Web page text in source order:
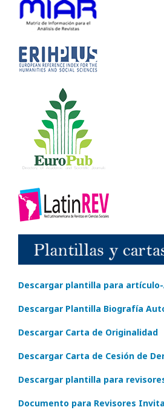
Descargar plantilla para
Descargar Plantilla Biografía
Descargar Carta de Originalidad
Descargar Carta de Cesión de
Descargar plantilla para
Documento para Revisores